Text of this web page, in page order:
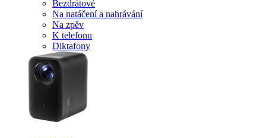
Bezdrátové
Na natáčení a nahrávání
Na zpěv
K telefonu
Diktafony